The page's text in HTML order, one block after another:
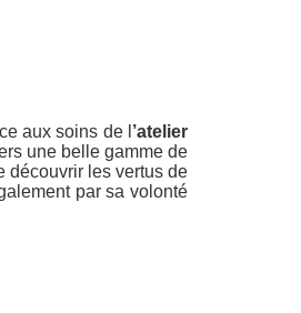
aux soins de l ’atelier
une belle gamme de
découvrir les vertus de
par sa volonté